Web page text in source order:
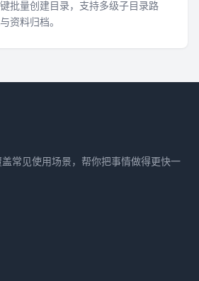
批量创建目录，支持多级子目录路
资料归档。
常见使用场景，帮你把事情做得更快一